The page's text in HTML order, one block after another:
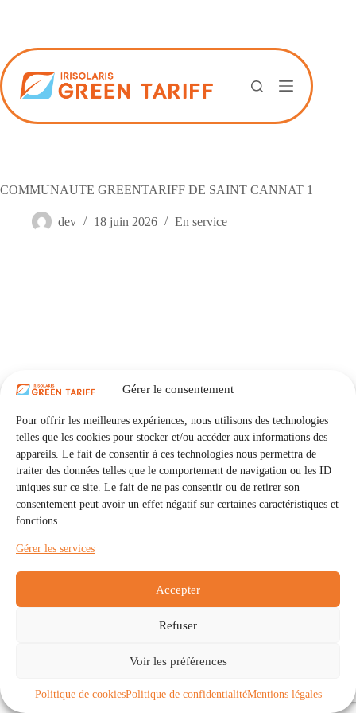
Gérer le consentement
Pour offrir les meilleures expériences, nous utilisons des technologies
telles que les cookies pour stocker et/ou accéder aux informations des
appareils. Le fait de consentir à ces technologies nous permettra de
traiter des données telles que le comportement de navigation ou les ID
uniques sur ce site. Le fait de ne pas consentir ou de retirer son
consentement peut avoir un effet négatif sur certaines caractéristiques et
fonctions.
Gérer les services
Accepter
Refuser
Voir les préférences
Politique de cookiesPolitique de confidentialitéMentions légales
COMMUNAUTE GREENTARIFF DE SAINT CANNAT 1
dev 18 juin 2026 En service
Communautés
À propos
Politique de cookies (UE)